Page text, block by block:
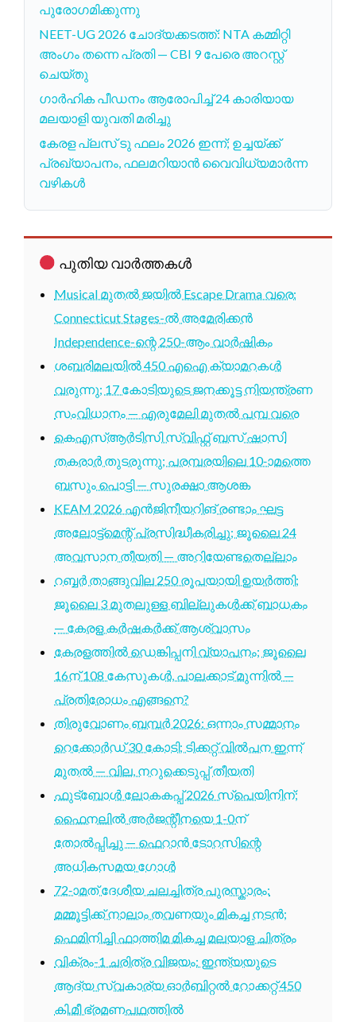
പുരോഗമിക്കുന്നു
NEET-UG 2026 ചോദ്യക്കടത്ത്: NTA കമ്മിറ്റി
അംഗം തന്നെ പ്രതി — CBI 9 പേരെ അറസ്റ്റ്
ചെയ്തു
ഗാർഹിക പീഡനം ആരോപിച്ച് 24 കാരിയായ
മലയാളി യുവതി മരിച്ചു
കേരള പ്ലസ് ടു ഫലം 2026 ഇന്ന്; ഉച്ചയ്ക്ക്
പ്രഖ്യാപനം, ഫലമറിയാൻ വൈവിധ്യമാർന്ന
വഴികൾ
പുതിയ വാർത്തകൾ
Musical മുതൽ ജയിൽ Escape Drama വരെ:
Connecticut Stages-ൽ അമേരിക്കൻ
Independence-ന്റെ 250-ആം വാർഷികം
ശബരിമലയിൽ 450 എഐ ക്യാമറകൾ
വരുന്നു; 17 കോടിയുടെ ജനക്കൂട്ട നിയന്ത്രണ
സംവിധാനം — എരുമേലി മുതൽ പമ്പ വരെ
കെഎസ്ആർടിസി സ്വിഫ്റ്റ് ബസ് ഷാസി
തകരാർ തുടരുന്നു; പരമ്പരയിലെ 10-ാമത്തെ
ബസും പൊട്ടി — സുരക്ഷാ ആശങ്ക
KEAM 2026 എൻജിനീയറിങ് രണ്ടാം ഘട്ട
അലോട്ട്മെന്റ് പ്രസിദ്ധീകരിച്ചു; ജൂലൈ 24
അവസാന തീയതി — അറിയേണ്ടതെല്ലാം
റബ്ബർ താങ്ങുവില 250 രൂപയായി ഉയർത്തി;
ജൂലൈ 3 മുതലുള്ള ബില്ലുകൾക്ക് ബാധകം
— കേരള കർഷകർക്ക് ആശ്വാസം
കേരളത്തിൽ ഡെങ്കിപ്പനി വ്യാപനം; ജൂലൈ
16ന് 108 കേസുകൾ, പാലക്കാട് മുന്നിൽ —
പ്രതിരോധം എങ്ങനെ?
തിരുവോണം ബമ്പർ 2026: ഒന്നാം സമ്മാനം
റെക്കോർഡ് 30 കോടി; ടിക്കറ്റ് വിൽപന ഇന്ന്
മുതൽ — വില, നറുക്കെടുപ്പ് തീയതി
ഫുട്ബോൾ ലോകകപ്പ് 2026 സ്പെയിനിന്;
ഫൈനലിൽ അർജന്റീനയെ 1-0ന്
തോൽപ്പിച്ചു — ഫെറാൻ ടോറസിന്റെ
അധികസമയ ഗോൾ
72-ാമത് ദേശീയ ചലച്ചിത്ര പുരസ്കാരം:
മമ്മൂട്ടിക്ക് നാലാം തവണയും മികച്ച നടൻ;
ഫെമിനിച്ചി ഫാത്തിമ മികച്ച മലയാള ചിത്രം
വിക്രം-1 ചരിത്ര വിജയം: ഇന്ത്യയുടെ
ആദ്യ സ്വകാര്യ ഓർബിറ്റൽ റോക്കറ്റ് 450
കി.മീ ഭ്രമണപഥത്തിൽ